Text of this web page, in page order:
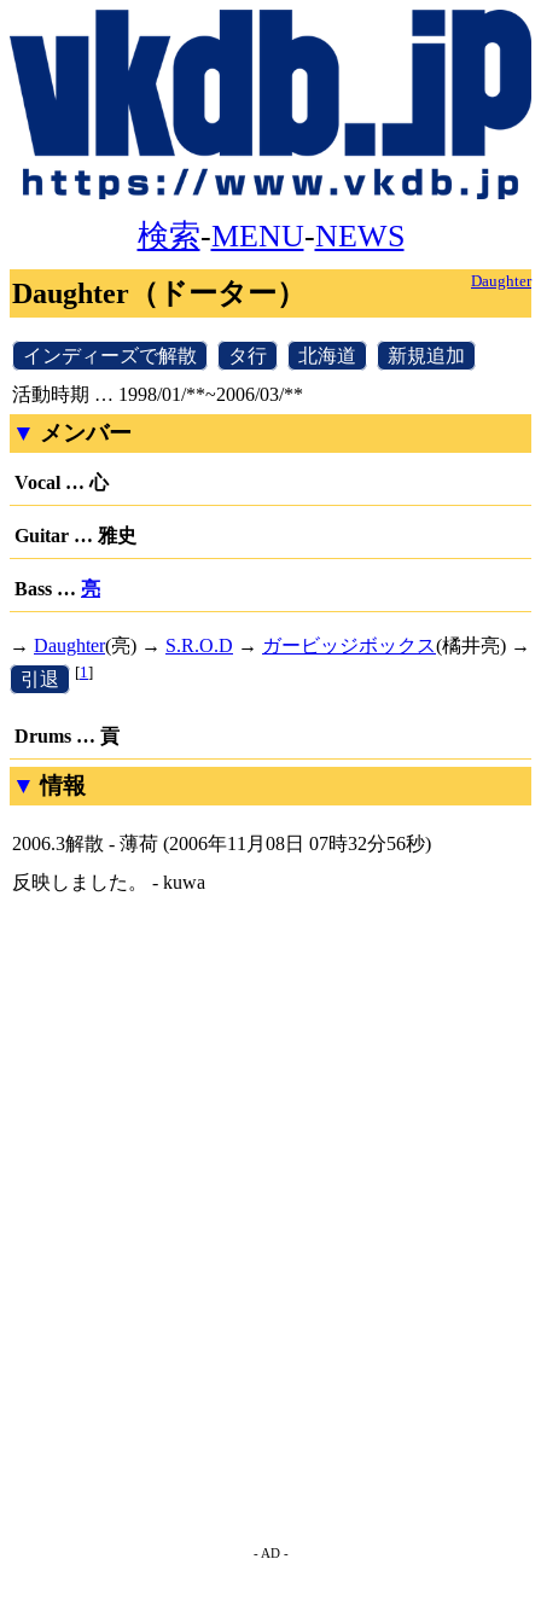
検索-MENU-NEWS
Daughter
Daughter（ドーター）
インディーズで解散 タ行 北海道 新規追加
活動時期 … 1998/01/**~2006/03/**
メンバー
Vocal … 心
Guitar … 雅史
Bass … 亮
→ Daughter(亮) → S.R.O.D → ガービッジボックス(橘井亮) →
引退 [1]
Drums … 貢
情報
2006.3解散 - 薄荷 (2006年11月08日 07時32分56秒)
反映しました。 - kuwa
- AD -